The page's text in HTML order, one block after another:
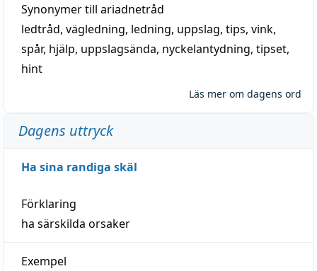
Synonymer till ariadnetråd
ledtråd, vägledning, ledning, uppslag, tips, vink,
spår, hjälp, uppslagsända, nyckelantydning, tipset,
hint
Läs mer om dagens ord
Dagens uttryck
Ha sina randiga skäl
Förklaring
ha särskilda orsaker
Exempel